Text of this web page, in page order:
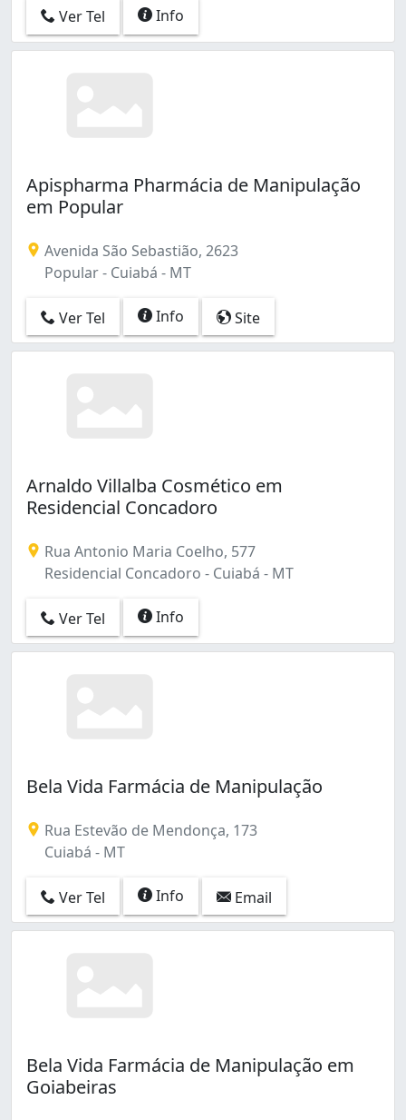
Ver Tel Info
Apispharma Pharmácia de Manipulação
em Popular
Avenida São Sebastião, 2623
Popular - Cuiabá - MT
Ver Tel Info Site
Arnaldo Villalba Cosmético em
Residencial Concadoro
Rua Antonio Maria Coelho, 577
Residencial Concadoro - Cuiabá - MT
Ver Tel Info
Bela Vida Farmácia de Manipulação
Rua Estevão de Mendonça, 173
Cuiabá - MT
Ver Tel Info Email
Bela Vida Farmácia de Manipulação em
Goiabeiras